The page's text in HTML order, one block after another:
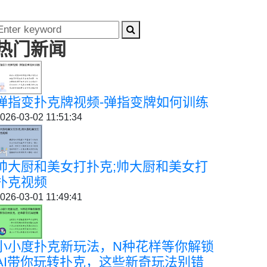
门新闻
指变扑克牌视频-弹指变牌如何训练
03-02 11:51:34
大厨和美女打扑克;帅大厨和美女打
克视频
03-01 11:49:41
小度扑克新玩法，N种花样等你解锁
带你玩转扑克，这些新奇玩法别错